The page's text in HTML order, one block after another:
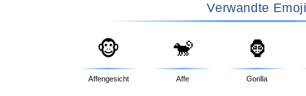
Verwandte Emoji
🐵
Affengesicht
🐒
Affe
🦍
Gorilla